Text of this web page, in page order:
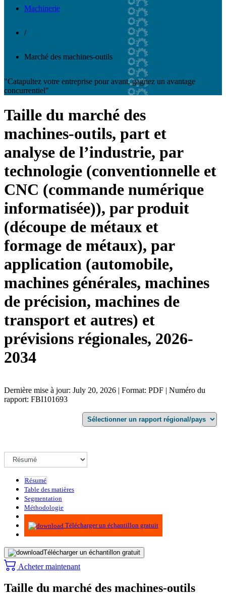
Machinerie
/
Marché des machines-outils
"Catapultez votre entreprise pour avant, gagnez un avantage
concurrentiel"
Taille du marché des
machines-outils, part et
analyse de l’industrie, par
technologie (conventionnelle et
CNC (commande numérique
informatisée)), par produit
(découpe de métaux et
formage de métaux), par
application (automobile,
machines générales, machines
de précision, machines de
transport et autres) et
prévisions régionales, 2026-
2034
Dernière mise à jour: July 20, 2026 | Format: PDF | Numéro du
rapport: FBI101693
Résumé
Table des matières
Segmentation
Méthodologie
Infographie
Télécharger un échantillon gratuit
Télécharger un échantillon gratuit
Acheter maintenant
Taille du marché des machines-outils